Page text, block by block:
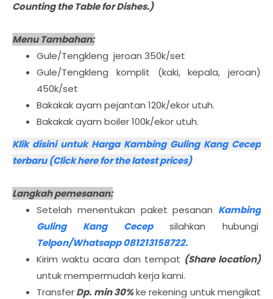
Counting the Table for Dishes.)
Menu Tambahan:
Gule/Tengkleng jeroan 350k/set
Gule/Tengkleng komplit (kaki, kepala, jeroan)
450k/set
Bakakak ayam pejantan 120k/ekor utuh.
Bakakak ayam boiler 100k/ekor utuh.
Klik disini untuk Harga Kambing Guling Kang Cecep
terbaru (Click here for the latest prices)
Langkah pemesanan:
Setelah menentukan paket pesanan Kambing
Guling Kang Cecepsilahkan hubungi
Telpon/Whatsapp 081213158722.
Kirim waktu acara dan tempat (Share location)
untuk mempermudah kerja kami.
TransferDp. min 30%ke rekening untuk mengikat